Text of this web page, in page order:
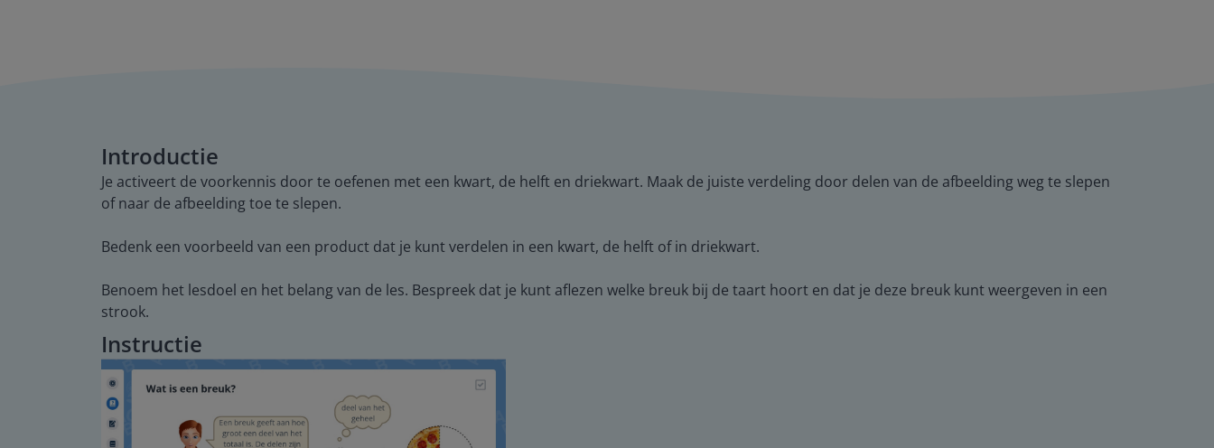
Introductie
Je activeert de voorkennis door te oefenen met een kwart, de helft en driekwart. Maak de juiste verdeling door delen van de afbeelding weg te slepen
of naar de afbeelding toe te slepen.
Bedenk een voorbeeld van een product dat je kunt verdelen in een kwart, de helft of in driekwart.
Benoem het lesdoel en het belang van de les. Bespreek dat je kunt aflezen welke breuk bij de taart hoort en dat je deze breuk kunt weergeven in een
strook.
Instructie